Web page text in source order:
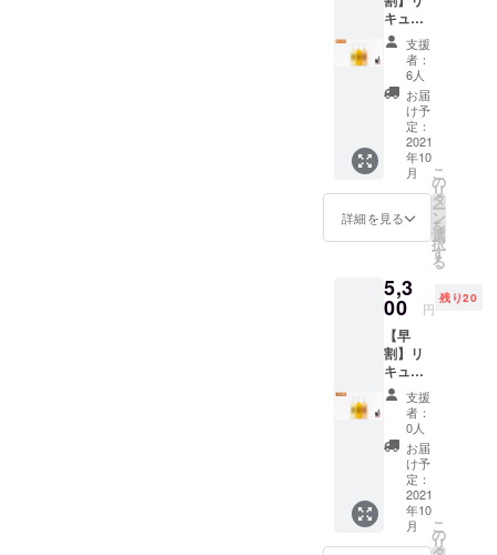
けてい
る酒蔵
応援に
使用さ
せてい
ただき
ます。
キュー
ル3本
セット
長良
Bleu
Y.U.M
【超早
割】
1,000円
引き 定
価5,800
円のリ
キュー
（送料
込み）
に！ 長
良
Bleu.Y
（日本
酒仕込
み ゆず
キュー
720ml
）×1本
長良
Bleu.U
（日本
支援
者：
6人
お届
け予
定：
2021
年10
月
詳細を見る
こ
の
リ
タ
ー
ン
を
選
択
す
る
5,3
00 円
残り20
【早
割】リ
キュー
ル3本
セット
長良
Bleu
Y.U.M
【早
割】500
円引き
定価
5,800円
支援
者：
0人
お届
け予
定：
2021
年10
月
こ
の
リ